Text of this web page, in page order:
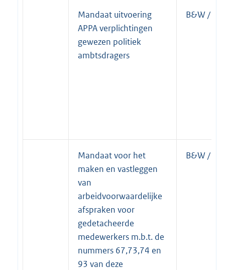
Mandaat uitvoering
APPA verplichtingen
gewezen politiek
ambtsdragers
B&W /
Mandaat voor het
maken en vastleggen
van
arbeidvoorwaardelijke
afspraken voor
gedetacheerde
medewerkers m.b.t. de
nummers 67,73,74 en
93 van deze
B&W /